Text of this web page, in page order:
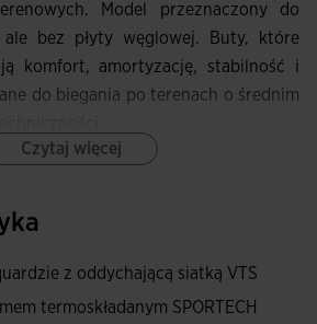
Model przeznaczony do
ale bez płyty węglowej. Buty, które
komfort, amortyzację, stabilność i
do biegania po terenach o średnim
optymalizują wentylację potu i
VTS poprawia oddychalność i
nagrzewanie wewnątrz buta.
Czytaj więcej
z oddychającą siatką VTS
termoskładanym SPORTECH